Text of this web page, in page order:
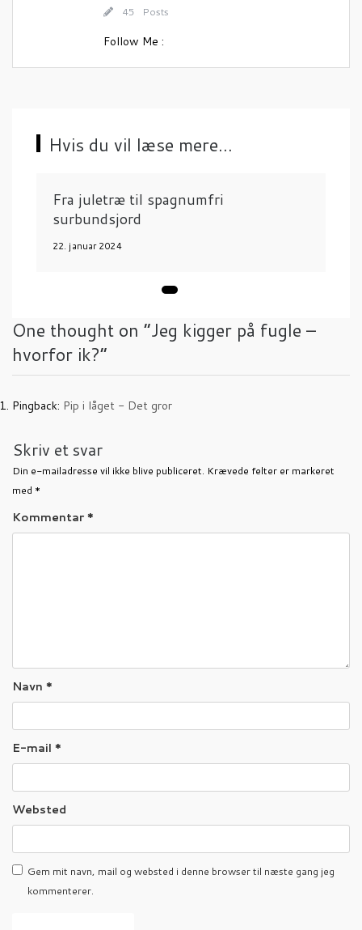
g
o
45 Posts
Follow Me :
Hvis du vil læse mere...
Fra juletræ til spagnumfri
surbundsjord
22. januar 2024
One thought on “Jeg kigger på fugle –
hvorfor ik?”
Pingback: Pip i låget - Det gror
Skriv et svar
Din e-mailadresse vil ikke blive publiceret. Krævede felter er markeret
med *
Kommentar *
Navn *
E-mail *
Websted
Gem mit navn, mail og websted i denne browser til næste gang jeg
kommenterer.